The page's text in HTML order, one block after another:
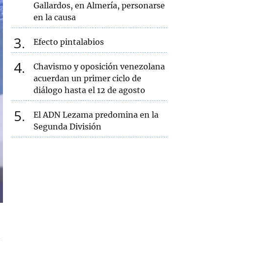
Gallardos, en Almería, personarse
en la causa
3 Efecto pintalabios
4
Chavismo y oposición venezolana
acuerdan un primer ciclo de
diálogo hasta el 12 de agosto
5
El ADN Lezama predomina en la
Segunda División